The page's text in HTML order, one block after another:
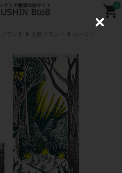
0
ブランド 北欧ブランド ムーミン
C